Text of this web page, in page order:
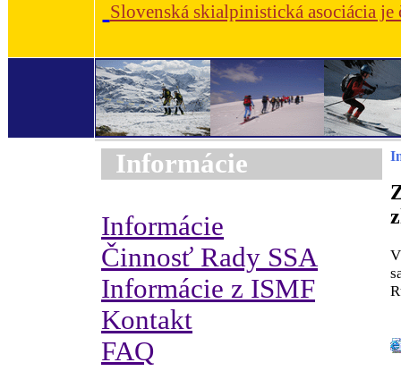
Slovenská skialpinistická asociácia
Informácie
Informácie
Činnosť Rady SSA
Informácie z ISMF
Kontakt
FAQ